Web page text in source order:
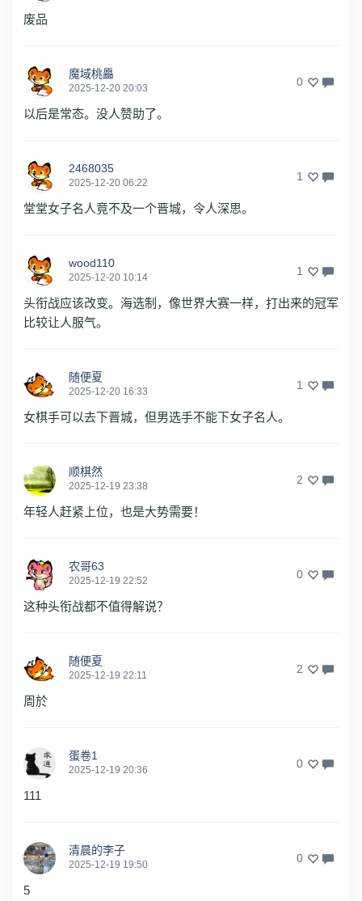
废品
魔域桃厵
2025-12-20 20:03 0
以后是常态。没人赞助了。
2468035
2025-12-20 06:22 1
堂堂女子名人竟不及一个晋城，令人深思。
wood110
2025-12-20 10:14 1
头衔战应该改变。海选制，像世界大赛一样，打出来的冠军
比较让人服气。
随便夏
2025-12-20 16:33 1
女棋手可以去下晋城，但男选手不能下女子名人。
顺棋然
2025-12-19 23:38 2
年轻人赶紧上位，也是大势需要！
农哥63
2025-12-19 22:52 0
这种头衔战都不值得解说？
随便夏
2025-12-19 22:11 2
周於
蛋卷1
2025-12-19 20:36 0
111
清晨的李子
2025-12-19 19:50 0
5